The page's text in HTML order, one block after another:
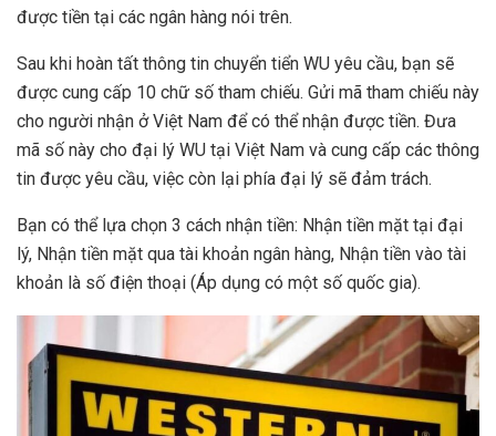
được tiền tại các ngân hàng nói trên.
Sau khi hoàn tất thông tin chuyển tiển WU yêu cầu, bạn sẽ
được cung cấp 10 chữ số tham chiếu. Gửi mã tham chiếu này
cho người nhận ở Việt Nam để có thể nhận được tiền. Đưa
mã số này cho đại lý WU tại Việt Nam và cung cấp các thông
tin được yêu cầu, việc còn lại phía đại lý sẽ đảm trách.
Bạn có thể lựa chọn 3 cách nhận tiền: Nhận tiền mặt tại đại
lý, Nhận tiền mặt qua tài khoản ngân hàng, Nhận tiền vào tài
khoản là số điện thoại (Áp dụng có một số quốc gia).